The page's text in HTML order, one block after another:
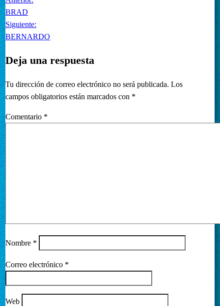
BRAD
Siguiente:
BERNARDO
Deja una respuesta
Tu dirección de correo electrónico no será publicada. Los
campos obligatorios están marcados con *
Comentario *
Nombre *
Correo electrónico *
Web